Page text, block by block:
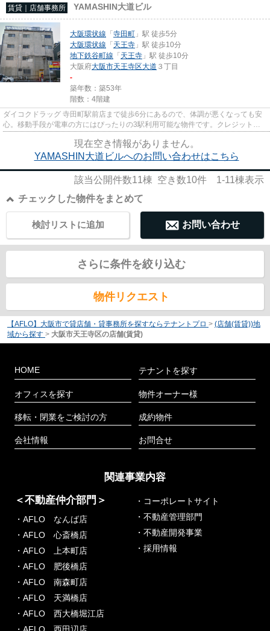
賃貸｜店舗事務所 YAMASHIN大道ビル
大阪環状線 「寺田町 」駅 徒歩5分
大阪環状線 「天王寺 」駅 徒歩10分
地下鉄谷町線 「天王寺 」駅 徒歩10分
大阪府大阪市天王寺区大道 ３丁目
-
築年数：築53年
階数：4階建
ダイコクドラッグ 寺田町駅前店まで徒歩6分にあるので、体調が悪くなっても安
心。移動手段が電車の方にはぴったりの3駅利用可能な物件です。クレジットカ
ードで初期費用をお支払いいた...
現在空き情報がありません。
YAMASHIN大道ビルへのお問い合わせはこちら
該当公開件数11棟 空き数10件 1-11棟表示
チェックした物件をまとめて
お問い合わせ
検討リストに追加
さらに条件を絞り込む
物件リクエスト
【AFLO】大阪市で貸店舗・貸事務所を探すならテナントプロ > (店舗(賃貸))地
域から探す > 大阪市天王寺区の店舗(賃貸)
HOME
オフィスを探す
移転・閉業をご検討の方
会社情報
テナントを探す
物件オーナー様
成約物件
お問合せ
関連事業内容
＜不動産仲介部門＞
・AFLO なんば店
・AFLO 心斎橋店
・AFLO 上本町店
・AFLO 肥後橋店
・AFLO 南森町店
・AFLO 天満橋店
・AFLO 西大橋堀江店
・コーポレートサイト
・不動産管理部門
・不動産開発事業
・採用情報